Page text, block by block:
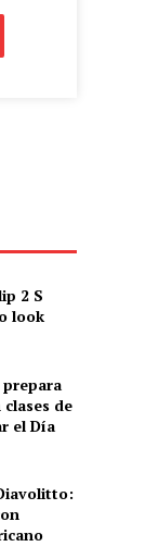
2 S
look
de
el Día